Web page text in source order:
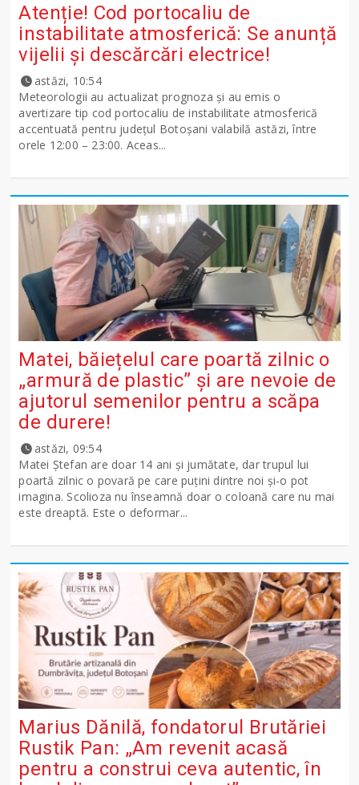
Atenție! Cod portocaliu de
instabilitate atmosferică: Se anunță
vijelii și descărcări electrice!
astăzi, 10:54
Meteorologii au actualizat prognoza și au emis o
avertizare tip cod portocaliu de instabilitate atmosferică
accentuată pentru județul Botoșani valabilă astăzi, între
orele 12:00 – 23:00. Aceas...
Matei, băiețelul care poartă zilnic o
„armură de plastic” și are nevoie de
ajutorul semenilor pentru a scăpa
de durere!
astăzi, 09:54
Matei Ștefan are doar 14 ani și jumătate, dar trupul lui
poartă zilnic o povară pe care puțini dintre noi și-o pot
imagina. Scolioza nu înseamnă doar o coloană care nu mai
este dreaptă. Este o deformar...
Marius Dănilă, fondatorul Brutăriei
Rustik Pan: „Am revenit acasă
pentru a construi ceva autentic, în